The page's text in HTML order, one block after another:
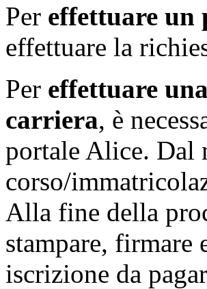
Per effettuare un
effettuare la
Per effettuare
carriera, è
portale Alice. Dal
corso/
Alla fine della
stampare, firmare
iscrizione da